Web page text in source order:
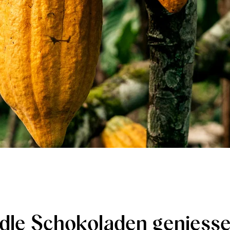
Schokoladen